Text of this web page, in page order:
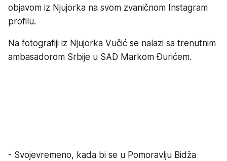
objavom iz Njujorka na svom zvaničnom Instagram
profilu.
Na fotografiji iz Njujorka Vučić se nalazi sa trenutnim
ambasadorom Srbije u SAD Markom Đurićem.
- Svojevremeno, kada bi se u Pomoravlju Bidža